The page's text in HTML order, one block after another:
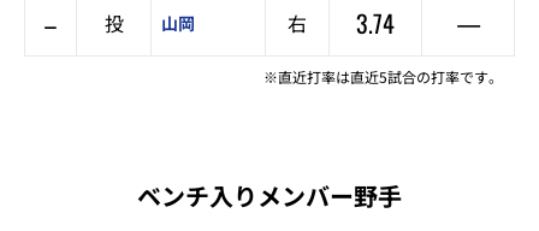
–
投 山岡 右 3.74 —
※直近打率は直近5試合の打率です。
ベンチ入りメンバー野手